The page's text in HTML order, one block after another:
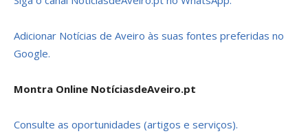
Adicionar Notícias de Aveiro às suas fontes preferidas no
Google.
Montra Online NotíciasdeAveiro.pt
Consulte as oportunidades (artigos e serviços).